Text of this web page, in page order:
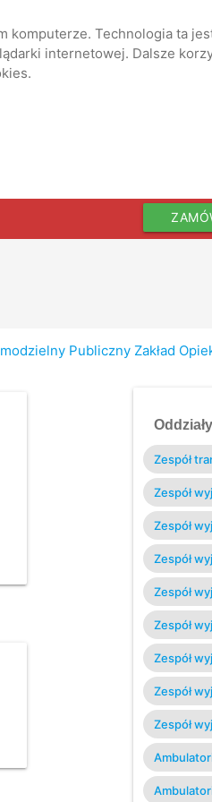
Technologia ta
internetowej. Dalsze
Publiczny Zakład
Zespół
Zespół
Zespół
Zespół
Zespół
Zespół
Zespół
Zespół
Zespół